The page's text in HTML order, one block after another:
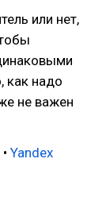
или нет,
как надо
не важен
• Yandex